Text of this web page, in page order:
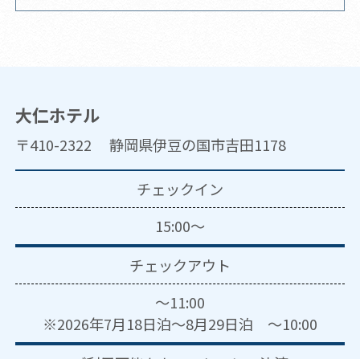
大仁ホテル
〒410-2322 静岡県伊豆の国市吉田1178
チェックイン
15:00～
チェックアウト
～11:00
※2026年7月18日泊～8月29日泊 ～10:00